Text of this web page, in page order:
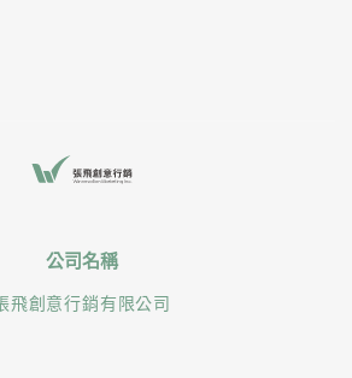
公司名稱
飛創意行銷有限公司